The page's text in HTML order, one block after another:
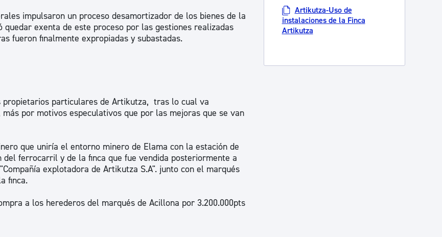
impulsaron un proceso desamortizador de los bienes de la
exenta de este proceso por las gestiones realizadas
fueron finalmente expropiadas y subastadas.
propietarios particulares de Artikutza, tras lo cual va
por motivos especulativos que por las mejoras que se van
que uniría el entorno minero de Elama con la estación de
ferrocarril y de la finca que fue vendida posteriormente a
explotadora de Artikutza S.A". junto con el marqués
finca.
a los herederos del marqués de Acillona por 3.200.000pts
Artikutza-Uso de
instalaciones de la Finca
Artikutza